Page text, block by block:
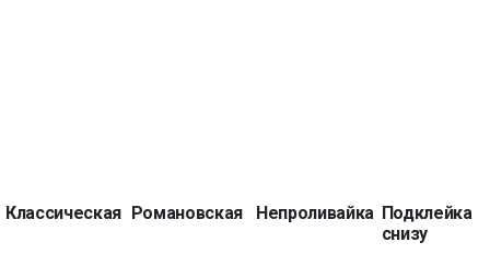
Классическая Романовская Непроливайка Подклейка
снизу